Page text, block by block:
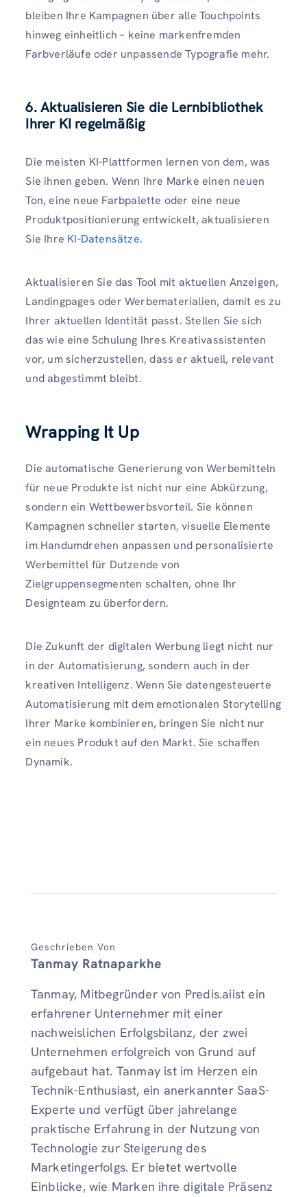
bleiben Ihre Kampagnen über alle Touchpoints
hinweg einheitlich – keine markenfremden
Farbverläufe oder unpassende Typografie mehr.
6. Aktualisieren Sie die Lernbibliothek
Ihrer KI regelmäßig
Die meisten KI-Plattformen lernen von dem, was
Sie ihnen geben. Wenn Ihre Marke einen neuen
Ton, eine neue Farbpalette oder eine neue
Produktpositionierung entwickelt, aktualisieren
Sie Ihre KI-Datensätze.
Aktualisieren Sie das Tool mit aktuellen Anzeigen,
Landingpages oder Werbematerialien, damit es zu
Ihrer aktuellen Identität passt. Stellen Sie sich
das wie eine Schulung Ihres Kreativassistenten
vor, um sicherzustellen, dass er aktuell, relevant
und abgestimmt bleibt.
Wrapping It Up
Die automatische Generierung von Werbemitteln
für neue Produkte ist nicht nur eine Abkürzung,
sondern ein Wettbewerbsvorteil. Sie können
Kampagnen schneller starten, visuelle Elemente
im Handumdrehen anpassen und personalisierte
Werbemittel für Dutzende von
Zielgruppensegmenten schalten, ohne Ihr
Designteam zu überfordern.
Die Zukunft der digitalen Werbung liegt nicht nur
in der Automatisierung, sondern auch in der
kreativen Intelligenz. Wenn Sie datengesteuerte
Automatisierung mit dem emotionalen Storytelling
Ihrer Marke kombinieren, bringen Sie nicht nur
ein neues Produkt auf den Markt. Sie schaffen
Dynamik.
Geschrieben Von
Tanmay Ratnaparkhe
Tanmay, Mitbegründer von Predis.aiist ein
erfahrener Unternehmer mit einer
nachweislichen Erfolgsbilanz, der zwei
Unternehmen erfolgreich von Grund auf
aufgebaut hat. Tanmay ist im Herzen ein
Technik-Enthusiast, ein anerkannter SaaS-
Experte und verfügt über jahrelange
praktische Erfahrung in der Nutzung von
Technologie zur Steigerung des
Marketingerfolgs. Er bietet wertvolle
Einblicke, wie Marken ihre digitale Präsenz